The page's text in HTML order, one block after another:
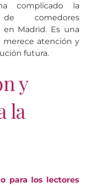
complicado la
de comedores
en Madrid. Es una
merece atención y
futura.
y
la
para los lectores